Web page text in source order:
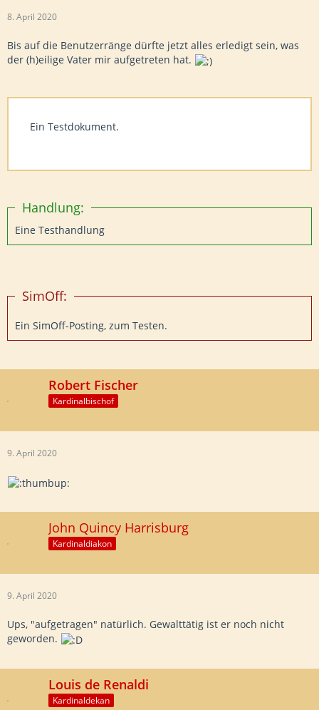
8. April 2020
Bis auf die Benutzerränge dürfte jetzt alles erledigt sein, was
der (h)eilige Vater mir aufgetreten hat.
Ein Testdokument.
Handlung:
Eine Testhandlung
SimOff:
Ein SimOff-Posting, zum Testen.
Robert Fischer
Kardinalbischof
9. April 2020
John Quincy Harrisburg
Kardinaldiakon
9. April 2020
Ups, "aufgetragen" natürlich. Gewalttätig ist er noch nicht
geworden.
Louis de Renaldi
Kardinaldekan